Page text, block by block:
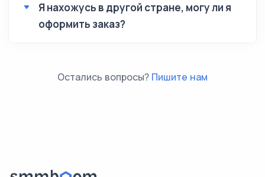
Я нахожусь в другой стране, могу ли я
оформить заказ?
Остались вопросы? Пишите нам